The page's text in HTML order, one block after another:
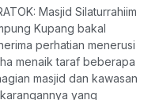
Masjid Silaturrahiim
Kupang bakal
perhatian menerusi
menaik taraf beberapa
masjid dan kawasan
yang